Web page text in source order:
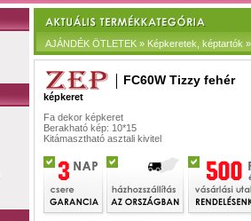
AJÁNDÉK ÖTLETEK » Képkeretek, képtartók
FC60W Tizzy fehér
képkeret
Fa dekor képkeret
Berakható kép: 10*15
Kitámasztható asztali kivitel